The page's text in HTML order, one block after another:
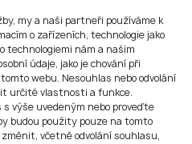
my a naši partneři používáme k
o zařízeních, technologie jako
technologiemi nám a našim
údaje, jako je chování při
webu. Nesouhlas nebo odvolání
určité vlastnosti a funkce.
výše uvedeným nebo proveďte
budou použity pouze na tomto
včetně odvolání souhlasu,
za
role v rámci organizace,
sledovatelná
jsou nezávislé